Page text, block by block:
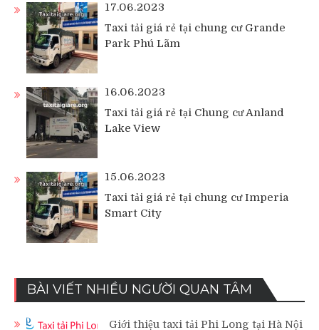
17.06.2023
Taxi tải giá rẻ tại chung cư Grande
Park Phú Lãm
16.06.2023
Taxi tải giá rẻ tại Chung cư Anland
Lake View
15.06.2023
Taxi tải giá rẻ tại chung cư Imperia
Smart City
BÀI VIẾT NHIỀU NGƯỜI QUAN TÂM
Giới thiệu taxi tải Phi Long tại Hà Nội